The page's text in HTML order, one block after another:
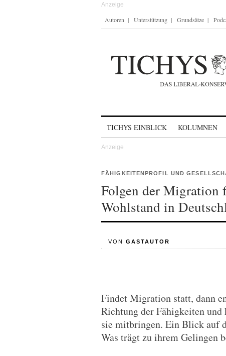
Autoren Unterstützung Grundsätze
TICHYS EINBLICK KOLUMNEN
FÄHIGKEITENPROFIL UND
Folgen der
Wohlstand in
VON GASTAUTOR
Findet Migration statt, dann
Richtung der Fähigkeiten
sie mitbringen. Ein Blick auf
Was trägt zu ihrem Gelingen